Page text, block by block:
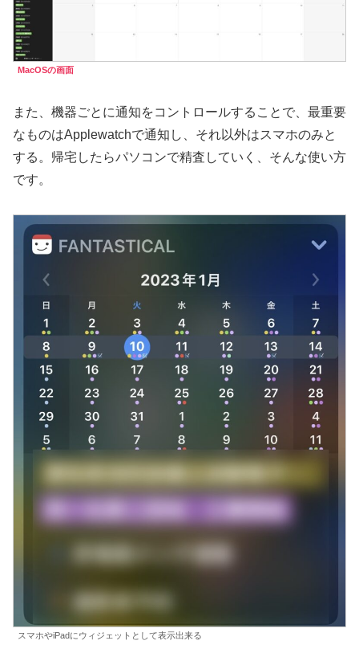
MacOSの画面
また、機器ごとに通知をコントロールすることで、最重要
なものはApplewatchで通知し、それ以外はスマホのみと
する。帰宅したらパソコンで精査していく、そんな使い方
です。
スマホやiPadにウィジェットとして表示出来る